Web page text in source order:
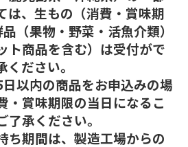
は、生もの（消費・賞味期
（果物・野菜・活魚介類）
ト商品を含む）は受付がで
ださい。
以内の商品をお申込みの場
・賞味期限の当日になるこ
了承ください。
期間は、製造工場からの